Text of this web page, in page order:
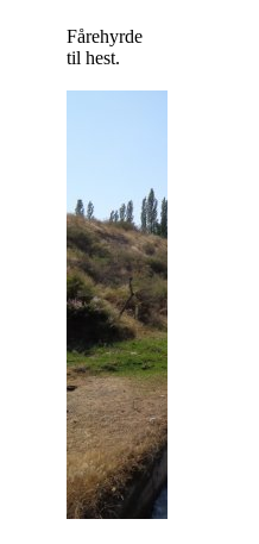
Fårehyrde
til hest.